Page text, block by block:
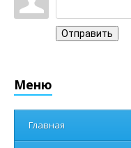
Отправить
Меню
Главная